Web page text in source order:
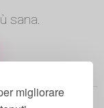
migliorare
sana.